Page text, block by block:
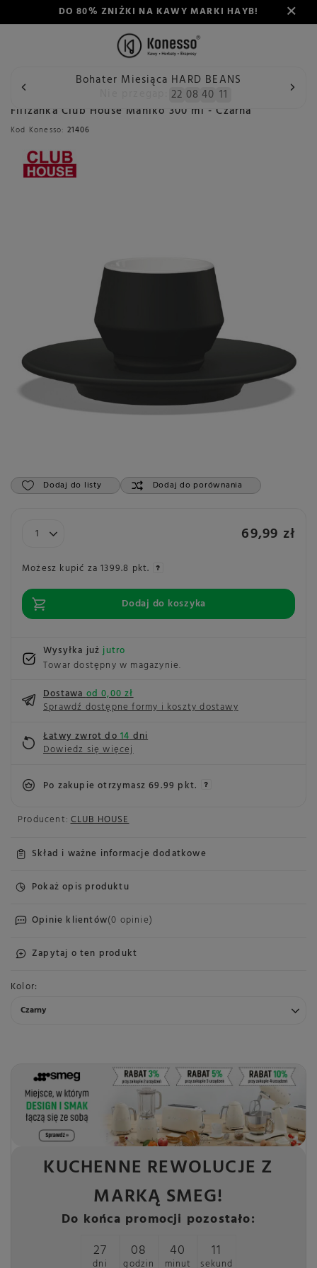
DO 80% ZNIŻKI NA KAWY MARKI HAYB!
Bohater Miesiąca HARD BEANS
22 08 40 11
Wstecz Konesso Akcesoria Rodzaj Porcelana i szkło
Filiżanka Club House Maniko 300 ml - Czarna
Kod Konesso: 21406
Dodaj do listy Dodaj do porównania
Producent: CLUB HOUSE
Skład i ważne informacje dodatkowe
Pokaż opis produktu
Opinie klientów(0 opinie)
Zapytaj o ten produkt
Kolor
Czarny
69,99 zł
Możesz kupić za1399.8 pkt.
Dodaj do koszyka
Wysyłka jużjutro
Towar dostępny w magazynie
Dostawaod 0,00 zł
Sprawdź dostępne formy i koszty dostawy
Łatwy zwrot do14dni
Dowiedz się więcej
Po zakupie otrzymasz69.99 pkt.
KUCHENNE REWOLUCJE Z
MARKĄ SMEG!
Do końca promocji pozostało:
27
dni
08
godzin
40
minut
11
sekund